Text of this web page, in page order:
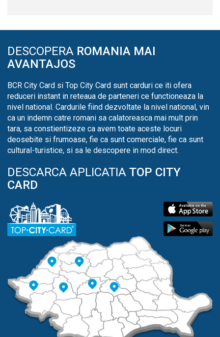
DESCOPERA ROMANIA MAI
AVANTAJOS
BCR City Card si Top City Card sunt carduri ce iti ofera
reduceri instant in reteaua de parteneri ce functioneaza la
nivel national. Cardurile fiind dezvoltate la nivel national, vin
ca un indemn catre romani sa calatoreasca mai mult prin
tara, sa constientizeze ca avem toate aceste locuri
deosebite si frumoase, fie ca sunt comerciale, fie ca sunt
cultural-turistice, si sa le descopere in mod direct.
DESCARCA APLICATIA TOP CITY
CARD